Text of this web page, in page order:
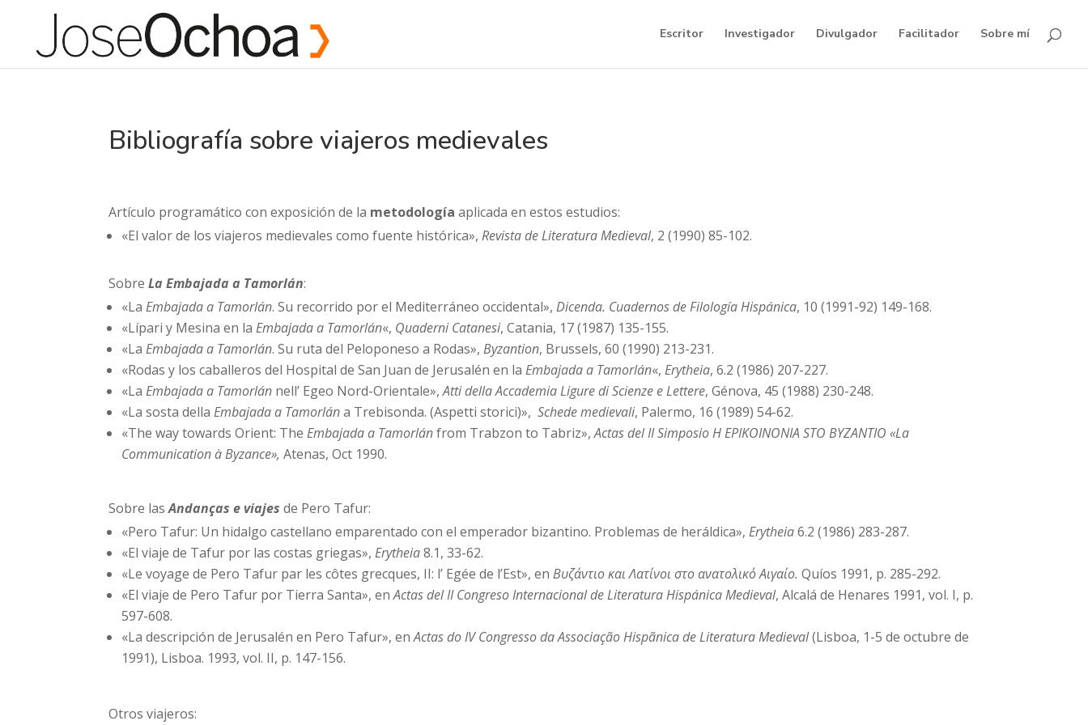
Escritor Investigador Divulgador Facilitador Sobre mí
Bibliografía sobre viajeros medievales
Artículo programático con exposición de la metodología aplicada en estos estudios:
«El valor de los viajeros medievales como fuente histórica»,Revista de Literatura Medieval, 2 (1990) 85-102.
SobreLa Embajada a Tamorlán:
«LaEmbajada a Tamorlán. Su recorrido por el Mediterráneo occidental»,Dicenda. Cuadernos de Filología Hispánica, 10 (1991-92) 149-168.
«Lípari y Mesina en laEmbajada a Tamorlán«, Quaderni Catanesi, Catania, 17 (1987) 135-155.
«LaEmbajada a Tamorlán. Su ruta del Peloponeso a Rodas»,Byzantion, Brussels, 60 (1990) 213-231.
«Rodas y los caballeros del Hospital de San Juan de Jerusalén en laEmbajada a Tamorlán«,Erytheia, 6.2 (1986) 207-227.
«LaEmbajada a Tamorlán nell’ Egeo Nord-Orientale»,Atti della Accademia Ligure di Scienze e Lettere, Génova, 45 (1988) 230-248.
«La sosta dellaEmbajada a Tamorlána Trebisonda. (Aspetti storici)»,Schede medievali, Palermo, 16 (1989) 54-62.
«The way towards Orient: TheEmbajada a Tamorlánfrom Trabzon to Tabriz»,Actas del II Simposio H EPIKOINONIA STO BYZANTIO «La
Communication à Byzance»,Atenas, Oct 1990.
Sobre lasAndanças e viajes de Pero Tafur:
«Pero Tafur: Un hidalgo castellano emparentado con el emperador bizantino. Problemas de heráldica»,Erytheia6.2 (1986) 283-287.
«El viaje de Tafur por las costas griegas»,Erytheia8.1, 33-62.
«Le voyage de Pero Tafur par les côtes grecques, II: l’ Egée de l’Est», enΒυζάντιο και Λατίνοι στο ανατολικό Αιγαίο. Quíos 1991, p. 285-292.
«El viaje de Pero Tafur por Tierra Santa», enActas del II Congreso Internacional de Literatura Hispánica Medieval, Alcalá de Henares 1991, vol. I, p.
597-608.
«La descripción de Jerusalén en Pero Tafur», enActas do IV Congresso da Associação Hispãnica de Literatura Medieval(Lisboa, 1-5 de octubre de
1991), Lisboa. 1993, vol. II, p. 147-156.
Otros viajeros: